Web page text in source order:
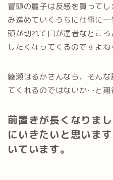
冒頭の麗子は反感を買って
み進めていくうちに仕事に一
頭が切れて口が達者なとこ
したくなってくるのですよね
綾瀬はるかさんなら、そん
てくれるのではないか…と期
前置きが長くなりま
にいきたいと思いま
いています。